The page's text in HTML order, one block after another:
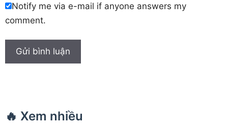
Notify me via e-mail if anyone answers my
comment.
🔥 Xem nhiều